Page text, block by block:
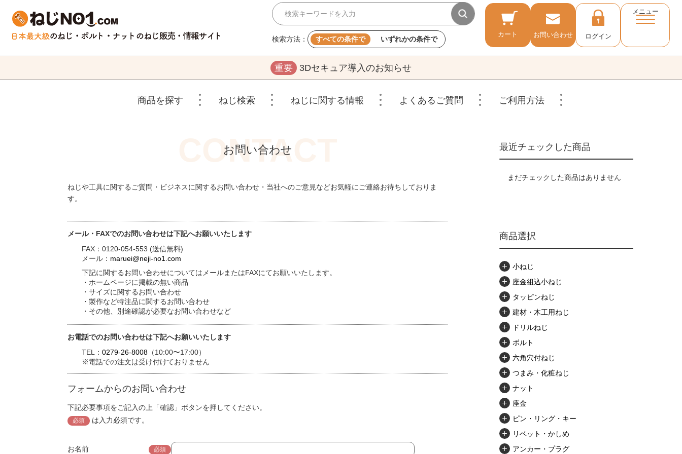
検索方法： すべての条件で いずれかの条件で
カート お問い合わせ ログイン
メニュー
重要 3Dセキュア導入のお知らせ
商品を探す ねじ検索 ねじに関する情報 よくあるご質問 ご利用方法
お問い合わせ
ねじや工具に関するご質問・ビジネスに関するお問い合わせ・当社へのご意見などお気軽にご連絡お待ちしておりま
す。
メール・FAXでのお問い合わせは下記へお願いいたします
FAX：0120-054-553 (送信無料)
メール： maruei@neji-no1.com
下記に関するお問い合わせについてはメールまたはFAXにてお願いいたします。
・ホームページに掲載の無い商品
・サイズに関するお問い合わせ
・製作など特注品に関するお問い合わせ
・その他、別途確認が必要なお問い合わせなど
お電話でのお問い合わせは下記へお願いいたします
TEL： 0279-26-8008 （10:00〜17:00）
※電話での注文は受け付けておりません
フォームからのお問い合わせ
下記必要事項をご記入の上「確認」ボタンを押してください。
必須 は入力必須です。
お名前 必須
最近チェックした商品
まだチェックした商品はありません
商品選択
小ねじ
座金組込小ねじ
タッピンねじ
建材・木工用ねじ
ドリルねじ
ボルト
六角穴付ねじ
つまみ・化粧ねじ
ナット
座金
ピン・リング・キー
リベット・かしめ
アンカー・プラグ